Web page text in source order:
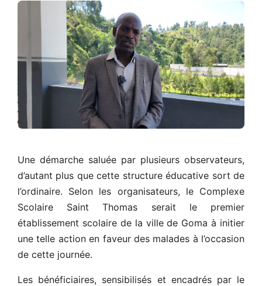
Une démarche saluée par plusieurs observateurs,
d’autant plus que cette structure éducative sort de
l’ordinaire. Selon les organisateurs, le Complexe
Scolaire Saint Thomas serait le premier
établissement scolaire de la ville de Goma à initier
une telle action en faveur des malades à l’occasion
de cette journée.
Les bénéficiaires, sensibilisés et encadrés par le